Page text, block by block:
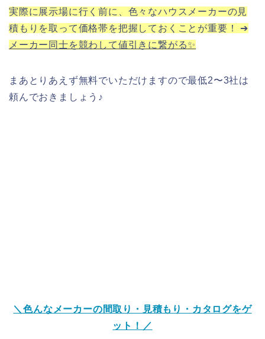
実際に展示場に行く前に、色々なハウスメーカーの見
積もりを取って価格帯を把握しておくことが重要！ ➔
メーカー同士を競わして値引きに繋がる✨
まあとりあえず無料でいただけますので最低2〜3社は
頼んでおきましょう♪
＼色んなメーカーの間取り・見積もり・カタログをゲ
ット！／